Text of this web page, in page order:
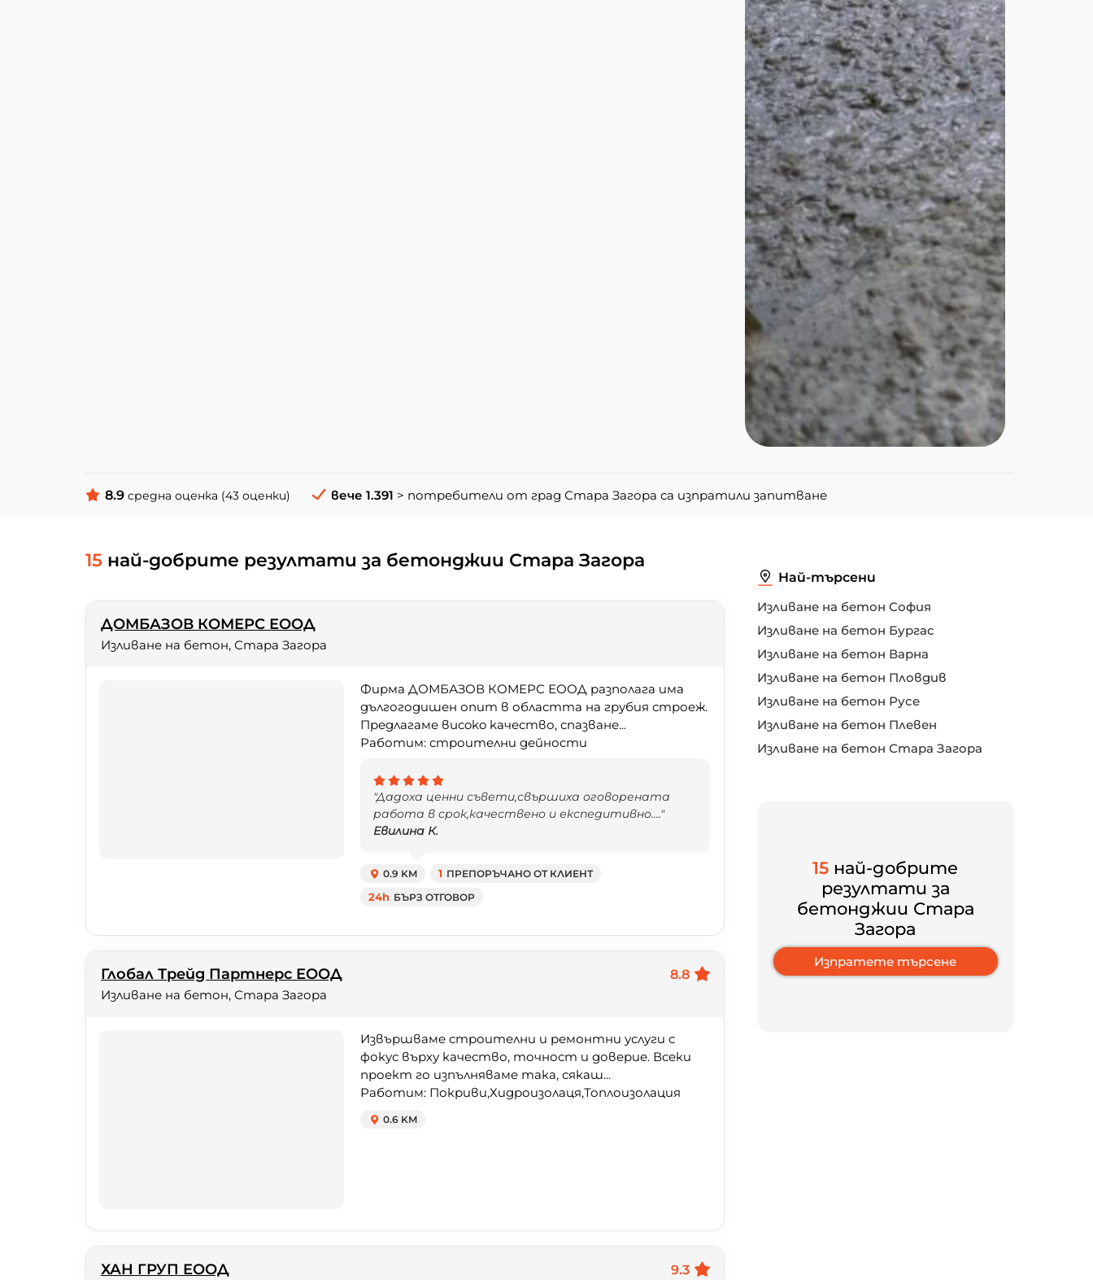
8.9 средна оценка (43 оценки) вече 1.391 > потребители от град Стара Загора са изпратили запитване
15 най-добрите резултати за бетонджии Стара Загора
ДОМБАЗОВ КОМЕРС ЕООД
Изливане на бетон, Стара Загора
Фирма ДОМБАЗОВ КОМЕРС ЕООД разполага има
дългогодишен опит в областта на грубия строеж.
Преgлагаме вucoko kaчество, спазване...
Работим: строителни дейности
"Дадоха ценни съвети,свършиха оговорената
работа в срок,качествено и експедитивно...."
Евилина К.
0.9 KM 1 ПРЕПОРЪЧАНО ОТ КЛИЕНТ
24h БЪРЗ ОТГОВОР
Глобал Трейд Партнерс ЕООД
8.8
Изливане на бетон, Стара Загора
Извършваме строителни и ремонтни услуги с
фокус върху качество, точност и доверие. Всеки
проект го изпълняваме така, сякаш...
Работим: Покриви,Хидроизолаця,Топлоизолация
0.6 KM
ХАН ГРУП ЕООД
9.3
Най-търсени
Изливане на бетон София
Изливане на бетон Бургас
Изливане на бетон Варна
Изливане на бетон Пловдив
Изливане на бетон Русе
Изливане на бетон Плевен
Изливане на бетон Стара Загора
15 най-добрите
резултати за
бетонджии Стара
Загора